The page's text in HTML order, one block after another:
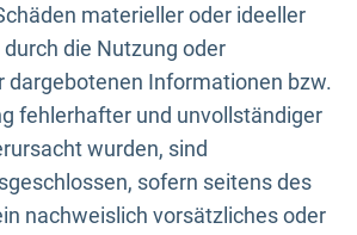
materieller oder ideeller
die Nutzung oder
dargebotenen Informationen bzw.
fehlerhafter und unvollständiger
wurden, sind
sofern seitens des
nachweislich vorsätzliches oder